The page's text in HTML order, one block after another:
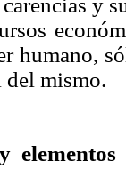
y
humano,
del mismo.